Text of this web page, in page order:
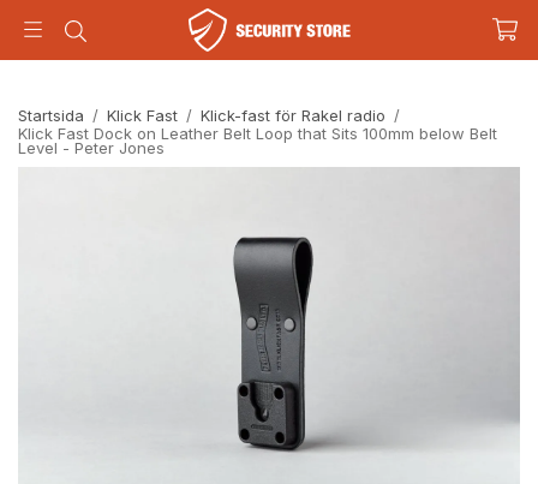
Startsida / Klick Fast / Klick-fast för Rakel radio /
Klick Fast Dock on Leather Belt Loop that Sits 100mm below Belt
Level - Peter Jones